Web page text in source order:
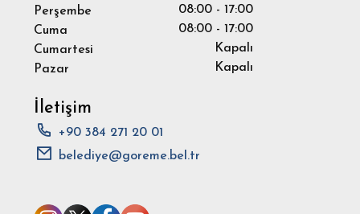
Perşembe
08:00 - 17:00
Cuma
08:00 - 17:00
Cumartesi
Kapalı
Pazar
Kapalı
İletişim
+90 384 271 20 01
belediye@goreme.bel.tr